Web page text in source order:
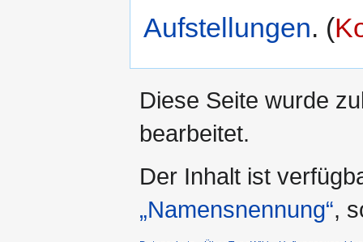
Aufstellungen. (
Diese Seite wurde
bearbeitet.
Der Inhalt ist
„Namensnennung“,